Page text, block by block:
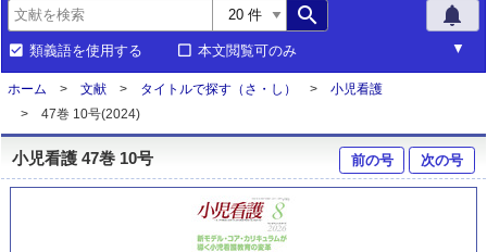
search notifications
類義語を使用する 本文閲覧可のみ
ホーム 文献 タイトルで探す（さ・し）
小児看護
47巻 10号(2024)
小児看護 47巻 10号 前の号 次の号